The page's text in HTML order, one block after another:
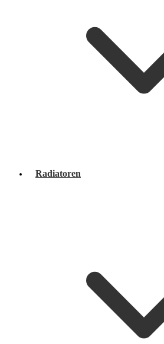
Radiatoren